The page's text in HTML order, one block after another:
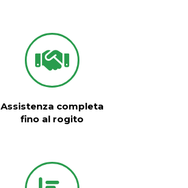
Assistenza completa
fino al rogito